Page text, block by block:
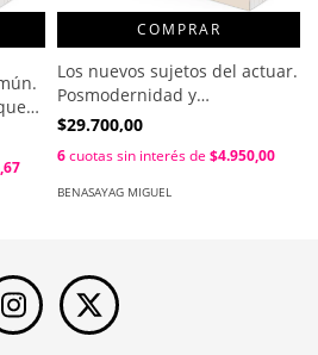
COMPRAR
Los nuevos sujetos del actuar.
Posmodernidad y
despolitización / Miguel
$29.700,00
6cuotas sin interés de $4.950,00
BENASAYAG MIGUEL